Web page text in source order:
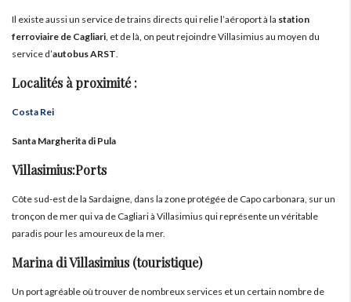
Il existe aussi un service de trains directs qui relie l’aéroport à la station
ferroviaire de Cagliari, et de là, on peut rejoindre Villasimius au moyen du
service d’autobus ARST.
Localités à proximité :
Costa Rei
Santa Margherita di Pula
Villasimius:Ports
Côte sud-est de la Sardaigne, dans la zone protégée de Capo carbonara, sur un
tronçon de mer qui va de Cagliari à Villasimius qui représente un véritable
paradis pour les amoureux de la mer.
Marina di Villasimius (touristique)
Un port agréable où trouver de nombreux services et un certain nombre de